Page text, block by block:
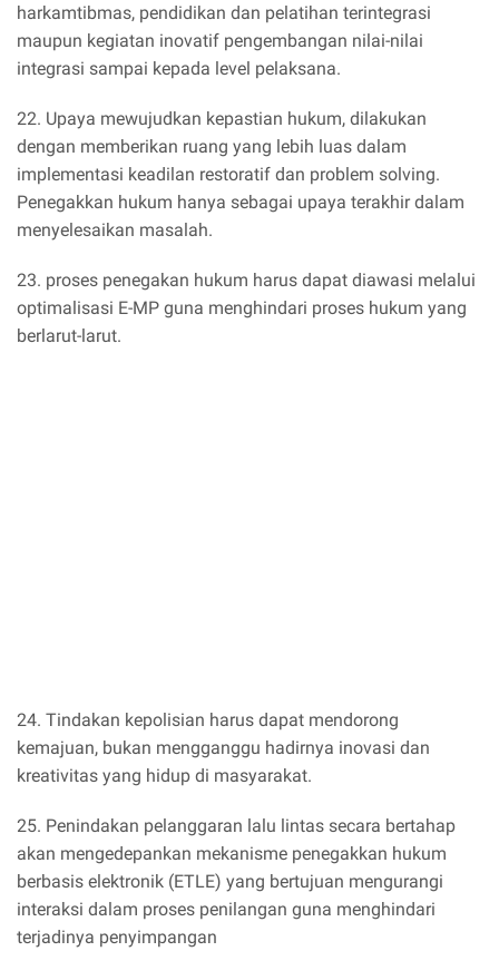
harkamtibmas, pendidikan dan pelatihan terintegrasi
maupun kegiatan inovatif pengembangan nilai-nilai
integrasi sampai kepada level pelaksana.
22. Upaya mewujudkan kepastian hukum, dilakukan
dengan memberikan ruang yang lebih luas dalam
implementasi keadilan restoratif dan problem solving.
Penegakkan hukum hanya sebagai upaya terakhir dalam
menyelesaikan masalah.
23. proses penegakan hukum harus dapat diawasi melalui
optimalisasi E-MP guna menghindari proses hukum yang
berlarut-larut.
24. Tindakan kepolisian harus dapat mendorong
kemajuan, bukan mengganggu hadirnya inovasi dan
kreativitas yang hidup di masyarakat.
25. Penindakan pelanggaran lalu lintas secara bertahap
akan mengedepankan mekanisme penegakkan hukum
berbasis elektronik (ETLE) yang bertujuan mengurangi
interaksi dalam proses penilangan guna menghindari
terjadinya penyimpangan